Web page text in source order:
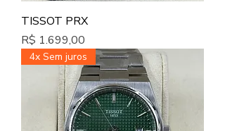
TISSOT PRX
Preço
R$ 1.699,00
4x Sem juros